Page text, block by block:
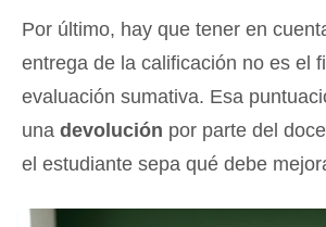
Por último, hay que tener en
entrega de la calificación no es el
evaluación sumativa. Esa
una devolución por parte del
el estudiante sepa qué debe